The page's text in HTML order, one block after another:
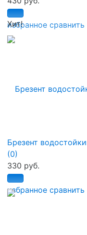
избранное сравнить
Хит!
избранное сравнить
Брезент
(0)
330 руб.